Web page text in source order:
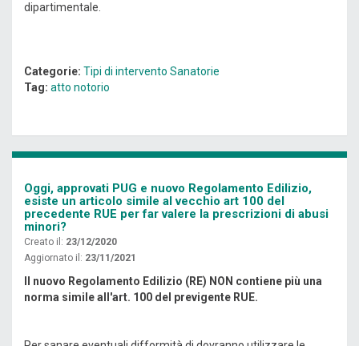
dipartimentale.
Categorie: Tipi di intervento Sanatorie
Tag: atto notorio
Oggi, approvati PUG e nuovo Regolamento Edilizio,
esiste un articolo simile al vecchio art 100 del
precedente RUE per far valere la prescrizioni di abusi
minori?
Creato il: 23/12/2020
Aggiornato il: 23/11/2021
Il nuovo Regolamento Edilizio (RE) NON contiene più una
norma simile all'art. 100 del previgente RUE.